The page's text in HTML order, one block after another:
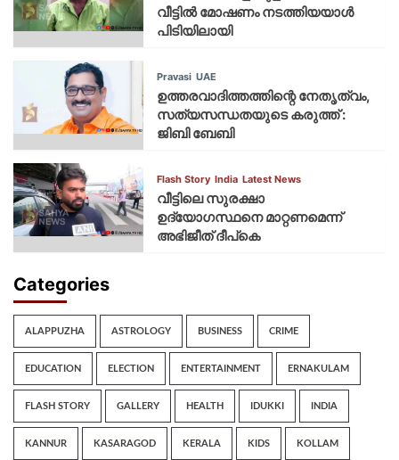
വീട്ടിൽ മോഷണം നടത്തിയയാൾ
പിടിയിലായി
Pravasi UAE
ഉത്തരവാദിത്തത്തിന്റെ നേതൃത്വം,
സത്യസന്ധതയുടെ കരുത്ത് :
ജിബി ബേബി
Flash Story India Latest News
വീട്ടിലെ സുരക്ഷാ
ഉദ്യോഗസ്ഥനെ മാറ്റണമെന്ന്
അഭിജീത് ദീപ്‌കെ
Categories
ALAPPUZHA ASTROLOGY BUSINESS CRIME
EDUCATION ELECTION ENTERTAINMENT ERNAKULAM
FLASH STORY GALLERY HEALTH IDUKKI INDIA
KANNUR KASARAGOD KERALA KIDS KOLLAM